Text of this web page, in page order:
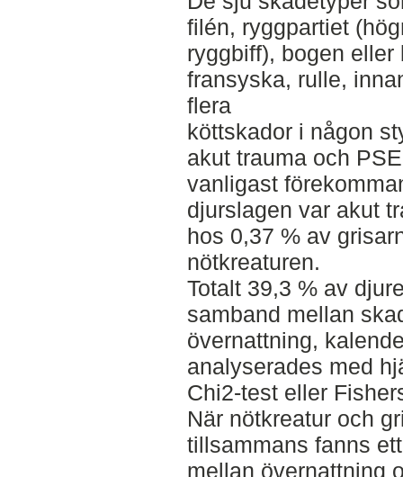
filén, ryggpartiet
ryggbiff), bogen
fransyska, rulle,
flera
köttskador i någon
akut trauma och
vanligast
djurslagen var akut
hos 0,37 % av
nötkreaturen.
Totalt 39,3 % av
samband mellan
övernattning,
analyserades med
Chi2-test eller
När nötkreatur och
tillsammans fanns
mellan övernattning